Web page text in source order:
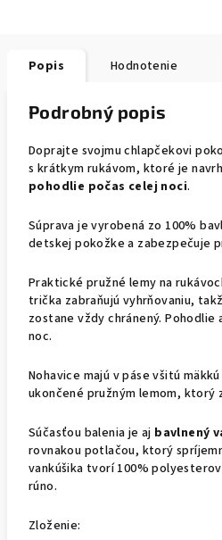
Popis Hodnotenie
Podrobný popis
Doprajte svojmu chlapčekovi
s krátkym rukávom, ktoré je
pohodlie počas celej noci.
Súprava je vyrobená zo 100%
detskej pokožke a zabezpečuje
Praktické pružné lemy na
trička zabraňujú vyhrňovaniu,
zostane vždy chránený.
noc.
Nohavice majú v páse všitú
ukončené pružným lemom, ktorý
Súčasťou balenia je aj bavlnený
rovnakou potlačou, ktorý
vankúšika tvorí 100%
rúno.
Zloženie: